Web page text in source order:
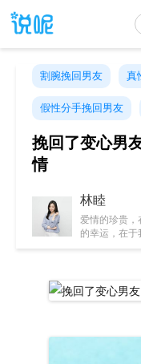
割腕挽回男友 真
假性分手挽回男友
挽回了变心男
情
林睦
爱情的珍贵，
的幸运，在